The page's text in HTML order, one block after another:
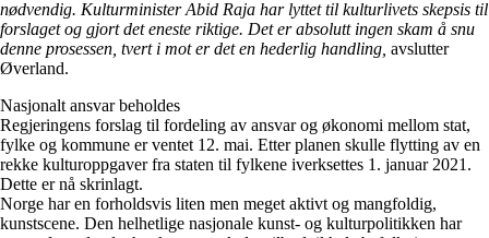
nødvendig. Kulturminister Abid Raja har lyttet til kulturlivets skepsis til
forslaget og gjort det eneste riktige. Det er absolutt ingen skam å snu
denne prosessen, tvert i mot er det en hederlig handling, avslutter
Øverland.
Nasjonalt ansvar beholdes
Regjeringens forslag til fordeling av ansvar og økonomi mellom stat,
fylke og kommune er ventet 12. mai. Etter planen skulle flytting av en
rekke kulturoppgaver fra staten til fylkene iverksettes 1. januar 2021.
Dette er nå skrinlagt.
Norge har en forholdsvis liten men meget aktivt og mangfoldig,
kunstscene. Den helhetlige nasjonale kunst- og kulturpolitikken har